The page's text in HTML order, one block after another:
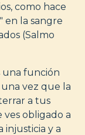
como hace
en la sangre
(Salmo
una función
vez que la
a tus
ves obligado a
injusticia y a